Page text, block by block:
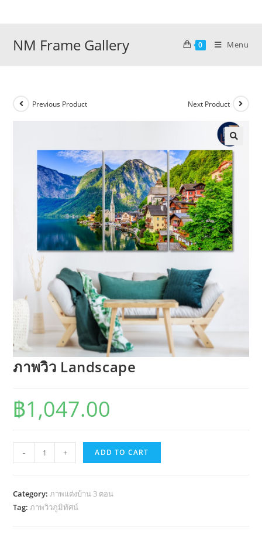
NM Frame Gallery 0 Menu
Previous Product Next Product
ภาพวิว Landscape
฿1,047.00
วิว
quantity
- + ADD TO CART
Category:ภาพแต่งบ้าน 3 ตอน
Tag:ภาพวิวภูมิทัศน์